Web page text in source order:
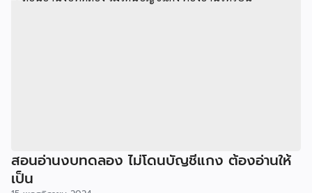
สอนอ่านงบทดลอง ไม่โดนบัญชีแกง ต้องอ่านให้
เป็น